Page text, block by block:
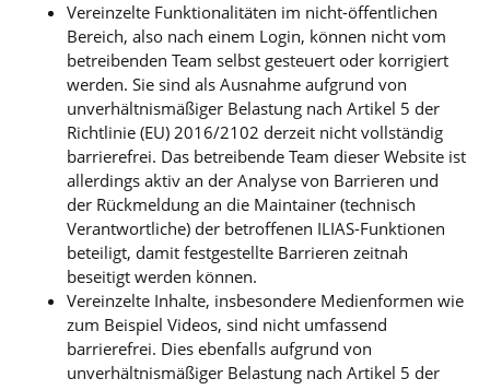
Vereinzelte Funktionalitäten im nicht-öffentlichen
Bereich, also nach einem Login, können nicht vom
betreibenden Team selbst gesteuert oder korrigiert
werden. Sie sind als Ausnahme aufgrund von
unverhältnismäßiger Belastung nach Artikel 5 der
Richtlinie (EU) 2016/2102 derzeit nicht vollständig
barrierefrei. Das betreibende Team dieser Website ist
allerdings aktiv an der Analyse von Barrieren und
der Rückmeldung an die Maintainer (technisch
Verantwortliche) der betroffenen ILIAS-Funktionen
beteiligt, damit festgestellte Barrieren zeitnah
beseitigt werden können.
Vereinzelte Inhalte, insbesondere Medienformen wie
zum Beispiel Videos, sind nicht umfassend
barrierefrei. Dies ebenfalls aufgrund von
unverhältnismäßiger Belastung nach Artikel 5 der